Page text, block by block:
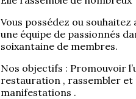
Vous possédez ou
une équipe de passionnés
soixantaine de membres.
Nos objectifs : Promouvoir
restauration , rassembler
manifestations .